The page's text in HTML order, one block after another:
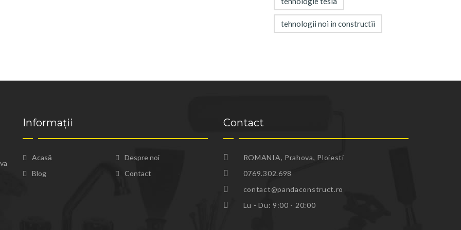
tehnologii noi in constructii
Informații
Acasă
Despre noi
Blog
Contact
Contact
ROMANIA, Prahova, Ploiesti
0769.302.698
contact@pandaconstruct.ro
Lu - Du: 9:00 - 20:00